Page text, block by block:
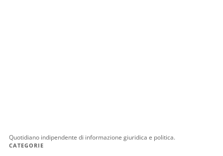
Quotidiano indipendente di informazione giuridica e politica.
CATEGORIE